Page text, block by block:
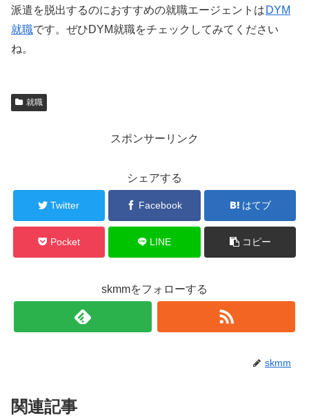
派遣を脱出するのにおすすめの就職エージェントは DYM
就職です。ぜひDYM就職をチェックしてみてください
ね。
就職
スポンサーリンク
シェアする
Twitter Facebook はてブ
Pocket LINE コピー
skmmをフォローする
skmm
関連記事